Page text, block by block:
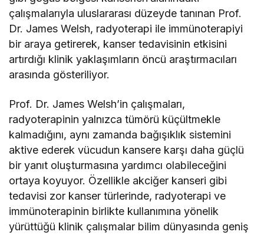
çalışmalarıyla uluslararası düzeyde tanınan Prof.
Dr. James Welsh, radyoterapi ile immünoterapiyi
bir araya getirerek, kanser tedavisinin etkisini
artırdığı klinik yaklaşımların öncü araştırmacıları
arasında gösteriliyor.
Prof. Dr. James Welsh’in çalışmaları,
radyoterapinin yalnızca tümörü küçültmekle
kalmadığını, aynı zamanda bağışıklık sistemini
aktive ederek vücudun kansere karşı daha güçlü
bir yanıt oluşturmasına yardımcı olabileceğini
ortaya koyuyor. Özellikle akciğer kanseri gibi
tedavisi zor kanser türlerinde, radyoterapi ve
immünoterapinin birlikte kullanımına yönelik
yürüttüğü klinik çalışmalar bilim dünyasında geniş